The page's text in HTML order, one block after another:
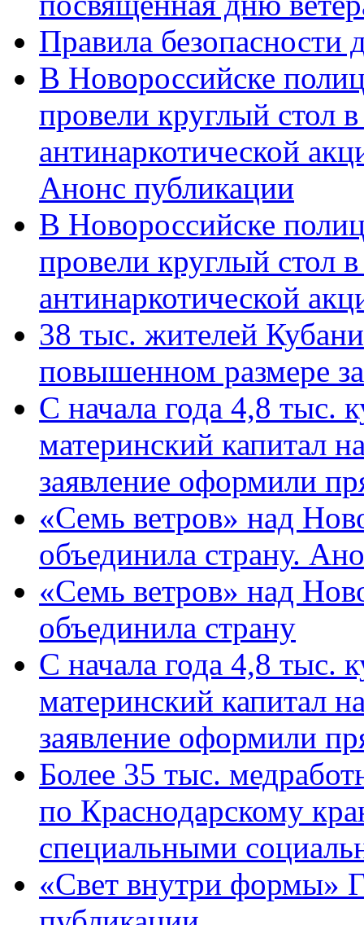
Правила безопасности
В Новороссийске
провели круглый стол
антинаркотической
Анонс публикации
В Новороссийске
провели круглый стол
антинаркотической
38 тыс. жителей
повышенном размере
С начала года 4,8 тыс.
материнский капитал
заявление оформили
«Семь ветров» над
объединила страну.
«Семь ветров» над
объединила страну
С начала года 4,8 тыс.
материнский капитал
заявление оформили
Более 35 тыс.
по Краснодарскому
специальными
«Свет внутри формы»